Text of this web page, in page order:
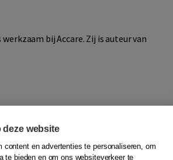
bij Accare. Zij is auteur van
website
content en advertenties te personaliseren, om
te bieden en om ons websiteverkeer te